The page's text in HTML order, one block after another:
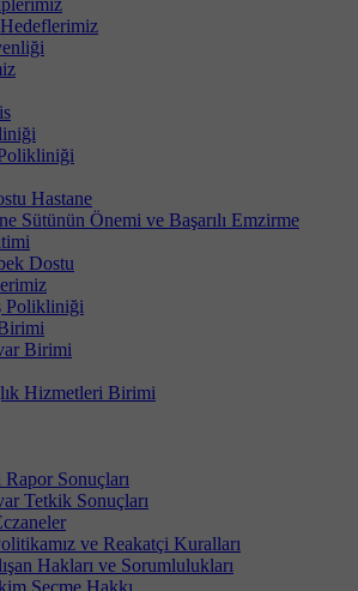
Hastane
Sütünün Önemi ve Başarılı Emzirme
Dostu
Polikliniği
Birimi
Hizmetleri Birimi
Sonuçları
Tetkik Sonuçları
ve Reakatçi Kuralları
Hakları ve Sorumlulukları
Seçme Hakkı